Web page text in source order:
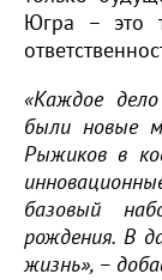
Югра – это
«Каждое
были новые
Рыжиков в
базовый
рождения. В
жизнь», –